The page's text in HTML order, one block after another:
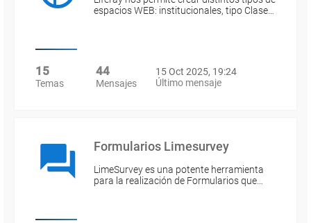
espacios WEB: institucionales, tipo Clase…
15
Temas
44
Mensajes
15 Oct 2025, 19:24
Último mensaje
Formularios Limesurvey
LimeSurvey es una potente herramienta
para la realización de Formularios que…